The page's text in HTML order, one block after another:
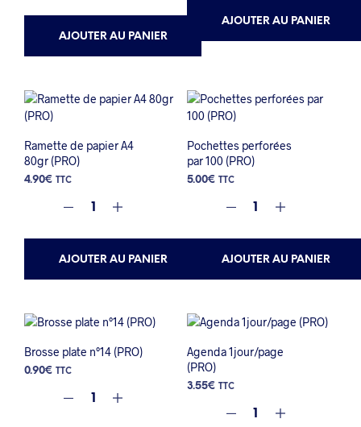
AJOUTER AU PANIER
AJOUTER AU PANIER
Ramette de papier A4
80gr (PRO)
4.90€ TTC
AJOUTER AU PANIER
Pochettes perforées
par 100 (PRO)
5.00€ TTC
AJOUTER AU PANIER
Brosse plate n°14 (PRO)
0.90€ TTC
Agenda 1jour/page
(PRO)
3.55€ TTC